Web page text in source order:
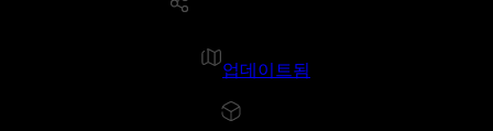
업데이트됨